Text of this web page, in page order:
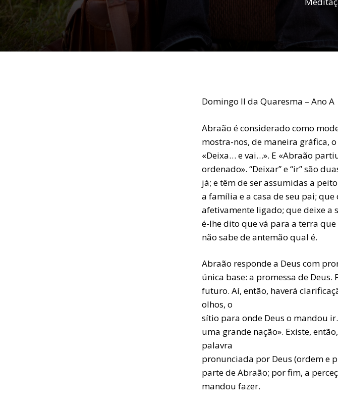
Domingo II da Quaresma – Ano A
Abraão é considerado como
mostra-nos, de maneira gráfica,
«Deixa… e vai…». E «Abraão
ordenado». “Deixar” e “ir” são
já; e têm de ser assumidas a
a família e a casa de seu pai;
afetivamente ligado; que deixe a
é-lhe dito que vá para a terra
não sabe de antemão qual é.
Abraão responde a Deus com
única base: a promessa de Deus.
futuro. Aí, então, haverá
olhos, o
sítio para onde Deus o mandou
uma grande nação». Existe,
palavra
pronunciada por Deus (ordem e
parte de Abraão; por fim, a
mandou fazer.